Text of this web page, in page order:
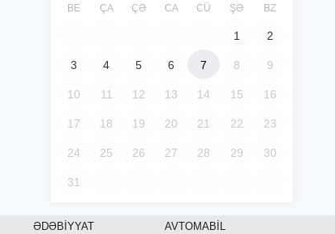
BE ÇA ÇƏ CA CÜ ŞƏ BZ
1 2
3 4 5 6 7 8 9
10 11 12 13 14 15 16
17 18 19 20 21 22 23
24 25 26 27 28 29 30
31
ƏDƏBİYYAT AVTOMABİL